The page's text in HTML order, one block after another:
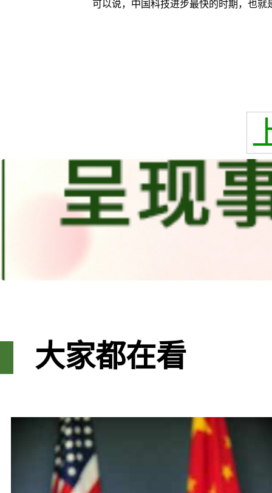
可以说，中国科技进步最快的时期，也
大家都在看